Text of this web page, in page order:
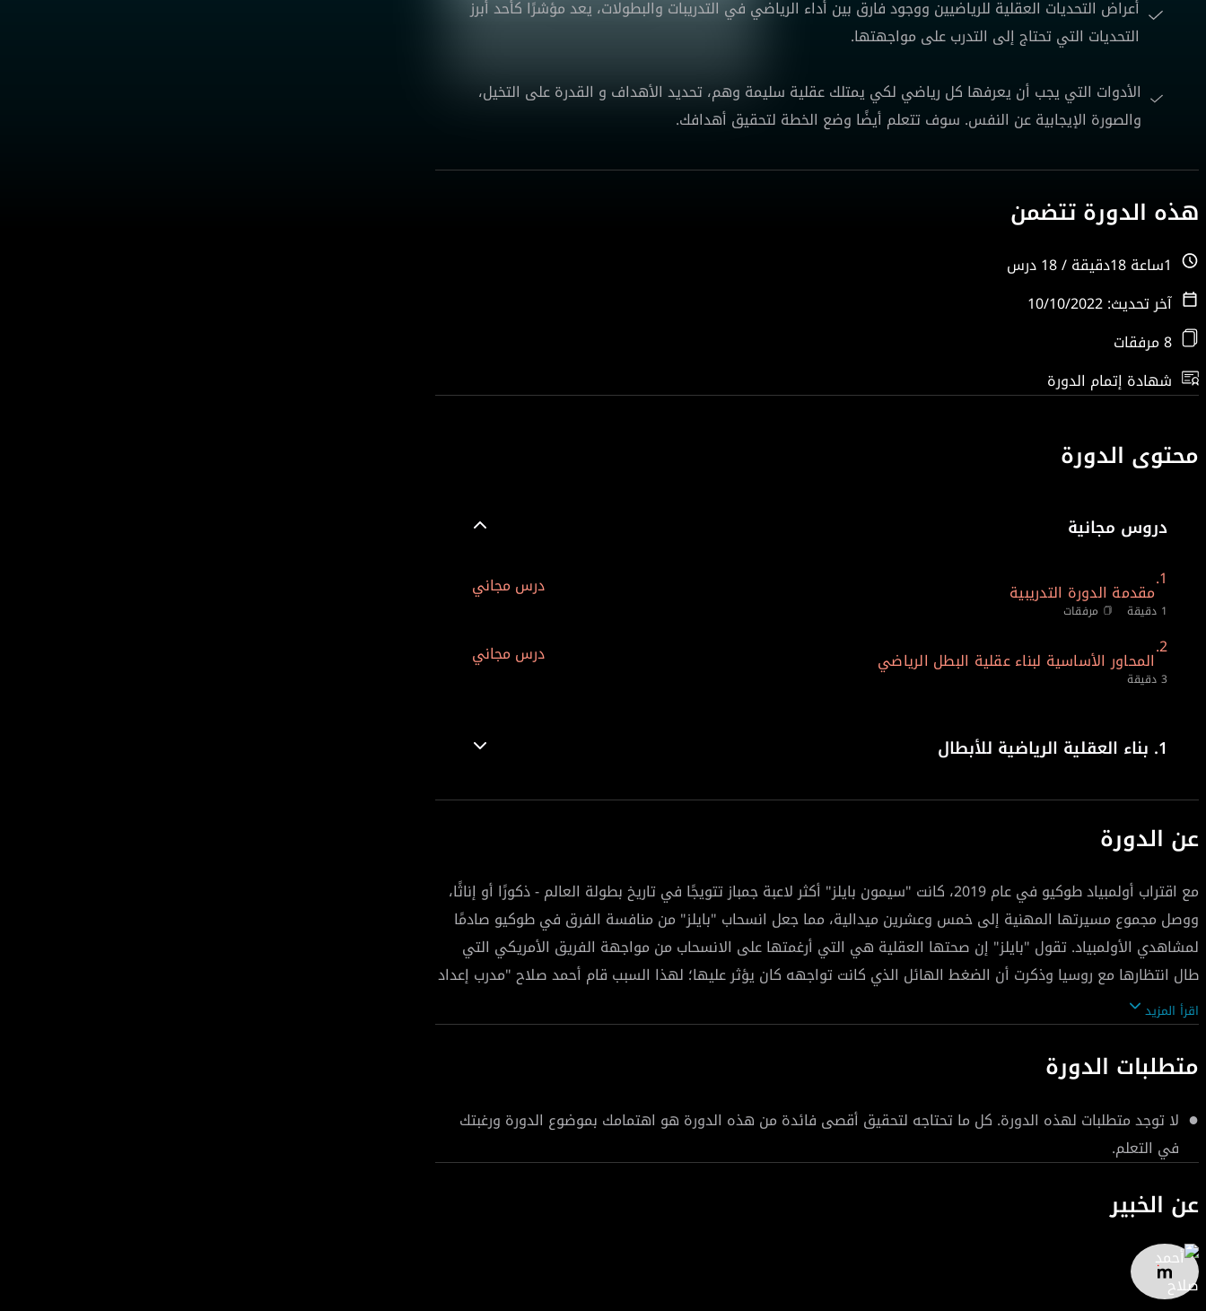
أعراض التحديات العقلية للرياضيين ووجود فارق بين أداء الرياضي في التدريبات والبطولات، يعد مؤشرًا كأحد أبرز
التحديات التي تحتاج إلى التدرب على مواجهتها.
الأدوات التي يجب أن يعرفها كل رياضي لكي يمتلك عقلية سليمة وهم، تحديد الأهداف و القدرة على التخيل،
والصورة الإيجابية عن النفس. سوف تتعلم أيضًا وضع الخطة لتحقيق أهدافك.
هذه الدورة تتضمن
آخر تحديث: 10/10/2022
شهادة إتمام الدورة
محتوى الدورة
دروس مجانية
1.
مقدمة الدورة التدريبية درس مجاني
1 دقيقة مرفقات
2.
المحاور الأساسية لبناء عقلية البطل الرياضي درس مجاني
3 دقيقة
1. بناء العقلية الرياضية للأبطال
عن الدورة
مع اقتراب أولمبياد طوكيو في عام 2019، كانت "سيمون بايلز" أكثر لاعبة جمباز تتويجًا في تاريخ بطولة العالم - ذكورًا أو إناثًا،
ووصل مجموع مسيرتها المهنية إلى خمس وعشرين ميدالية، مما جعل انسحاب "بايلز" من منافسة الفرق في طوكيو صادمًا
لمشاهدي الأولمبياد. تقول "بايلز" إن صحتها العقلية هي التي أرغمتها على الانسحاب من مواجهة الفريق الأمريكي التي
طال انتظارها مع روسيا وذكرت أن الضغط الهائل الذي كانت تواجهه كان يؤثر عليها؛ لهذا السبب قام أحمد صلاح "مدرب إعداد
نفسي رياضي" بتحضير هذه الدورة للرياضيين؛ للحث على ضرورة التركيز على عقلية الأبطال وتقديم الحلول التي تساعدهم في
التغلب على مخاوفهم قبل البطولات.
اقرأ المزيد
متطلبات الدورة
لا توجد متطلبات لهذه الدورة. كل ما تحتاجه لتحقيق أقصى فائدة من هذه الدورة هو اهتمامك بموضوع الدورة ورغبتك
في التعلم.
عن الخبير